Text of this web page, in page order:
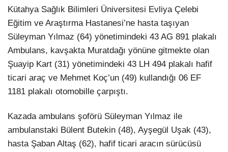
Instagram
Youtube
TikTok
Telegram
Kütahya Sağlık Bilimleri Üniversitesi Evliya Çelebi
Eğitim ve Araştırma Hastanesi’ne hasta taşıyan
Süleyman Yılmaz (64) yönetimindeki 43 AG 891 plakalı
Ambulans, kavşakta Muratdağı yönüne gitmekte olan
Şuayip Kart (31) yönetimindeki 43 LH 494 plakalı hafif
ticari araç ve Mehmet Koç’un (49) kullandığı 06 EF
1181 plakalı otomobille çarpıştı.
Kazada ambulans şoförü Süleyman Yılmaz ile
ambulanstaki Bülent Butekin (48), Ayşegül Uşak (43),
hasta Şaban Altaş (62), hafif ticari aracın sürücüsü